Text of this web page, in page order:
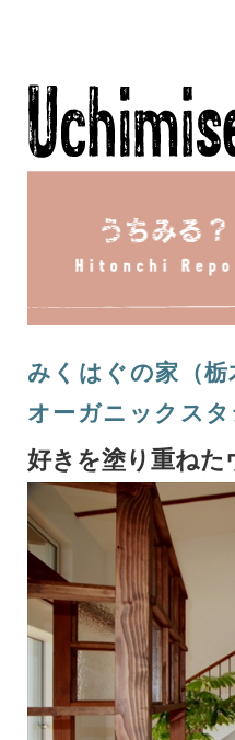
みくはぐの家（
オーガニックスタ
好きを塗り重ね